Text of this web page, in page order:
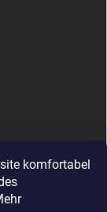
komfortabel